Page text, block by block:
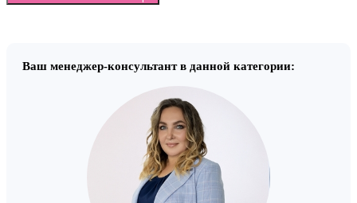
Ваш менеджер-консультант в данной категории: